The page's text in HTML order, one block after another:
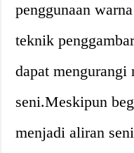
penggunaan
teknik
dapat
seni.Meskipun
menjadi aliran